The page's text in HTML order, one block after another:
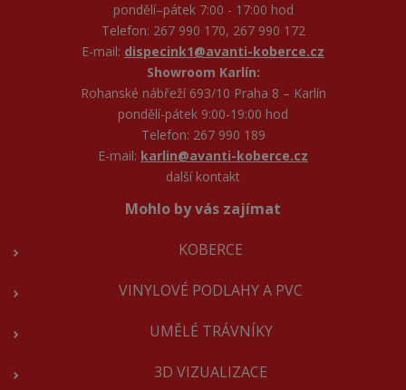
pondělí–pátek 7:00 - 17:00 hod
Telefon: 267 990 170, 267 990 172
E-mail: dispecink1@avanti-koberce.cz
Showroom Karlín:
Rohanské nábřeží 693/10 Praha 8 – Karlín
pondělí-pátek 9:00-19:00 hod
Telefon: 267 990 189
E-mail: karlin@avanti-koberce.cz
další kontakt
Mohlo by vás zajímat
KOBERCE
VINYLOVÉ PODLAHY A PVC
UMĚLÉ TRÁVNÍKY
3D VIZUALIZACE